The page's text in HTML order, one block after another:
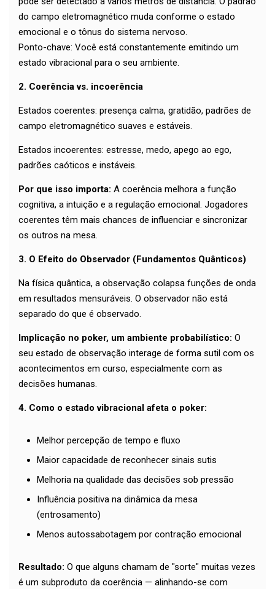
do campo eletromagnético muda conforme o estado
emocional e o tônus do sistema nervoso.
Ponto-chave: Você está constantemente emitindo um
estado vibracional para o seu ambiente.
2. Coerência vs. incoerência
Estados coerentes: presença calma, gratidão, padrões de
campo eletromagnético suaves e estáveis.
Estados incoerentes: estresse, medo, apego ao ego,
padrões caóticos e instáveis.
Por que isso importa: A coerência melhora a função
cognitiva, a intuição e a regulação emocional. Jogadores
coerentes têm mais chances de influenciar e sincronizar
os outros na mesa.
3. O Efeito do Observador (Fundamentos Quânticos)
Na física quântica, a observação colapsa funções de onda
em resultados mensuráveis. O observador não está
separado do que é observado.
Implicação no poker, um ambiente probabilístico: O
seu estado de observação interage de forma sutil com os
acontecimentos em curso, especialmente com as
decisões humanas.
4. Como o estado vibracional afeta o poker:
Melhor percepção de tempo e fluxo
Maior capacidade de reconhecer sinais sutis
Melhoria na qualidade das decisões sob pressão
Influência positiva na dinâmica da mesa
(entrosamento)
Menos autossabotagem por contração emocional
Resultado: O que alguns chamam de "sorte" muitas vezes
é um subproduto da coerência — alinhando-se com